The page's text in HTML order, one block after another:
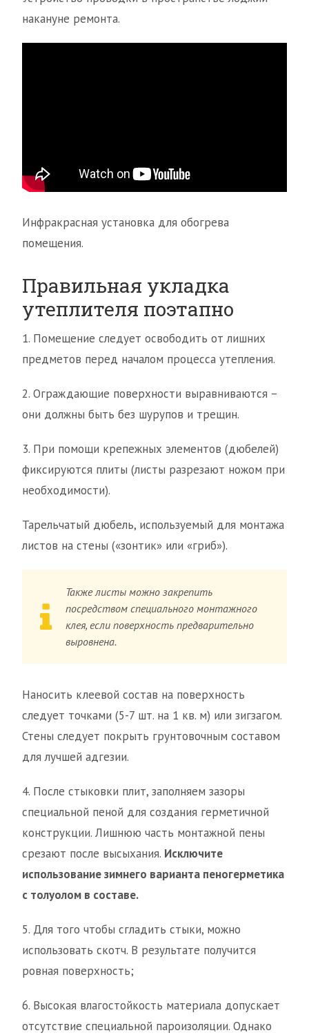
накануне ремонта.
Инфракрасная установка для обогрева
помещения.
Правильная укладка
утеплителя поэтапно
1. Помещение следует освободить от лишних
предметов перед началом процесса утепления.
2. Ограждающие поверхности выравниваются –
они должны быть без шурупов и трещин.
3. При помощи крепежных элементов (дюбелей)
фиксируются плиты (листы разрезают ножом при
необходимости).
Тарельчатый дюбель, используемый для монтажа
листов на стены («зонтик» или «гриб»).
Также листы можно закрепить
посредством специального монтажного
клея, если поверхность предварительно
выровнена.
Наносить клеевой состав на поверхность
следует точками (5-7 шт. на 1 кв. м) или зигзагом.
Стены следует покрыть грунтовочным составом
для лучшей адгезии.
4. После стыковки плит, заполняем зазоры
специальной пеной для создания герметичной
конструкции. Лишнюю часть монтажной пены
срезают после высыхания. Исключите
использование зимнего варианта пеногерметика
с толуолом в составе.
5. Для того чтобы сгладить стыки, можно
использовать скотч. В результате получится
ровная поверхность;
6. Высокая влагостойкость материала допускает
отсутствие специальной пароизоляции. Однако